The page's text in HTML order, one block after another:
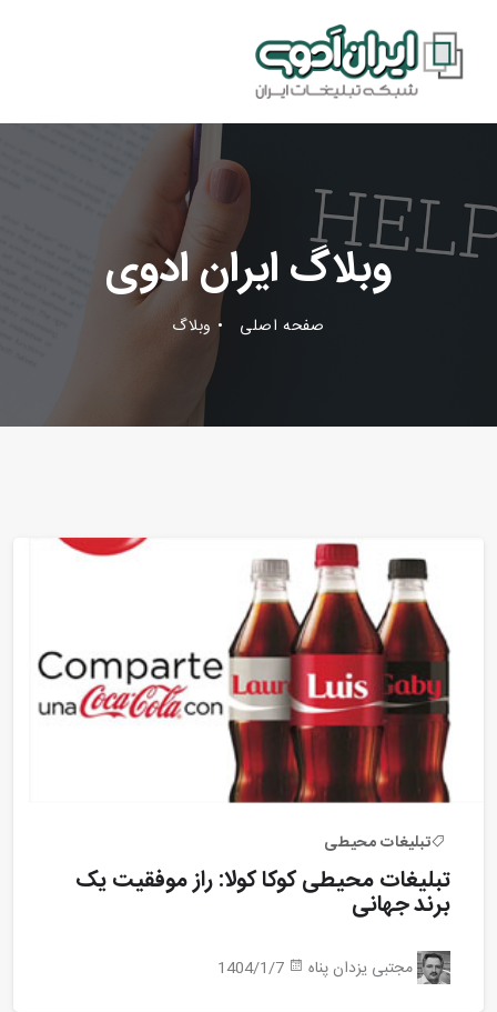
وبلاگ ایران ادوی
صفحه اصلی وبلاگ
تبلیغات محیطی
تبلیغات محیطی کوکا کولا: راز موفقیت یک
برند جهانی
مجتبی یزدان پناه 1404/1/7